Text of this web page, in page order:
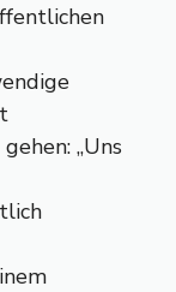
„Uns